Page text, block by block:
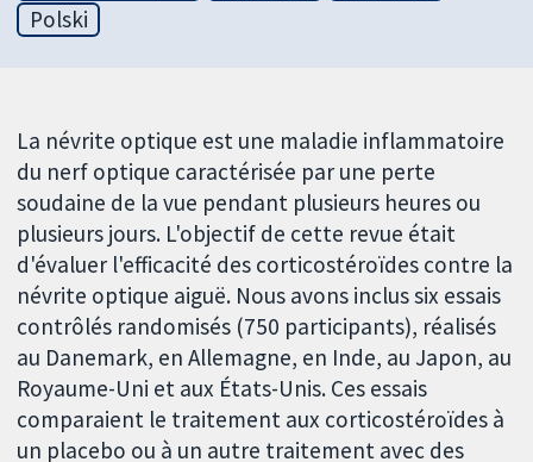
Polski
La névrite optique est une maladie inflammatoire
du nerf optique caractérisée par une perte
soudaine de la vue pendant plusieurs heures ou
plusieurs jours. L'objectif de cette revue était
d'évaluer l'efficacité des corticostéroïdes contre la
névrite optique aiguë. Nous avons inclus six essais
contrôlés randomisés (750 participants), réalisés
au Danemark, en Allemagne, en Inde, au Japon, au
Royaume-Uni et aux États-Unis. Ces essais
comparaient le traitement aux corticostéroïdes à
un placebo ou à un autre traitement avec des